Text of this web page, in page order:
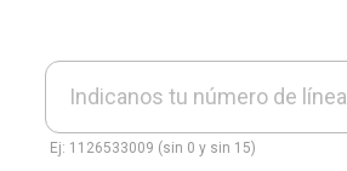
Indicanos tu número de línea
Ej: 1126533009 (sin 0 y sin 15)